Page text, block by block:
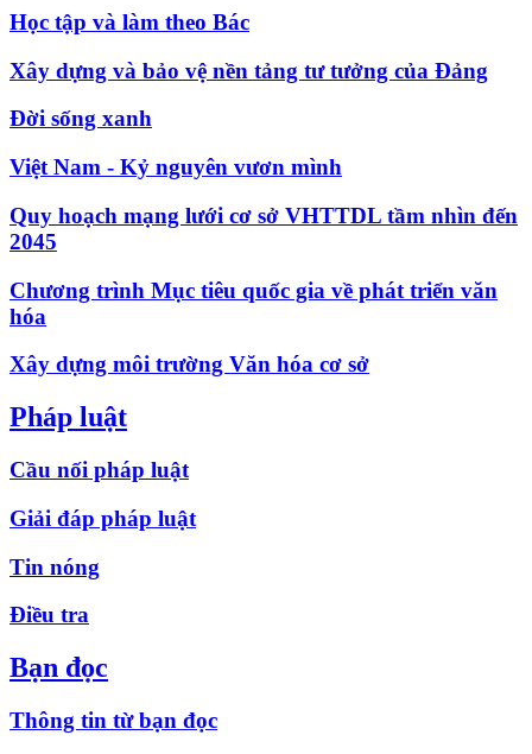
Học tập và làm theo Bác
Xây dựng và bảo vệ nền tảng tư tưởng của Đảng
Đời sống xanh
Việt Nam - Kỷ nguyên vươn mình
Quy hoạch mạng lưới cơ sở VHTTDL tầm nhìn đến
2045
Chương trình Mục tiêu quốc gia về phát triển văn
hóa
Xây dựng môi trường Văn hóa cơ sở
Pháp luật
Cầu nối pháp luật
Giải đáp pháp luật
Tin nóng
Điều tra
Bạn đọc
Thông tin từ bạn đọc